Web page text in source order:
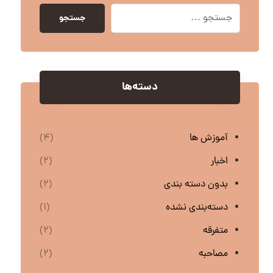
جستجو
دسته‌ها
آموزش ها
(4)
اخبار
(2)
بدون دسته بندی
(2)
دسته‌بندی نشده
(1)
متفرقه
(2)
مصاحبه
(2)